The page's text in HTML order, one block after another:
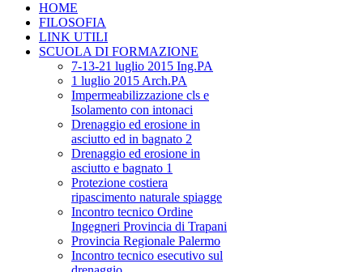
HOME
FILOSOFIA
LINK UTILI
SCUOLA DI FORMAZIONE
7-13-21 luglio 2015 Ing.PA
1 luglio 2015 Arch.PA
Impermeabilizzazione cls e
Isolamento con intonaci
Drenaggio ed erosione in
asciutto ed in bagnato 2
Drenaggio ed erosione in
asciutto e bagnato 1
Protezione costiera
ripascimento naturale spiagge
Incontro tecnico Ordine
Ingegneri Provincia di Trapani
Provincia Regionale Palermo
Incontro tecnico esecutivo sul